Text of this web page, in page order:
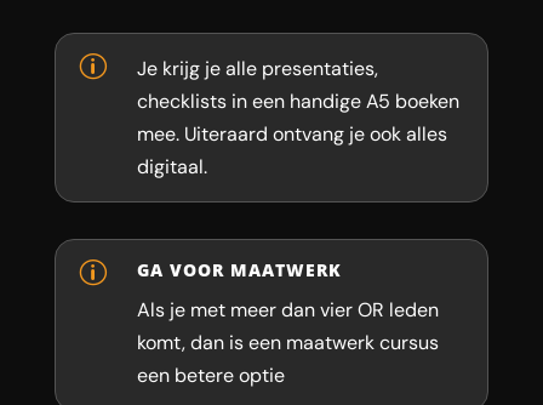
p
Je krijg je alle presentaties,
checklists in een handige A5 boeken
mee. Uiteraard ontvang je ook alles
digitaal.
p GA VOOR MAATWERK
Als je met meer dan vier OR leden
komt, dan is een maatwerk cursus
een betere optie